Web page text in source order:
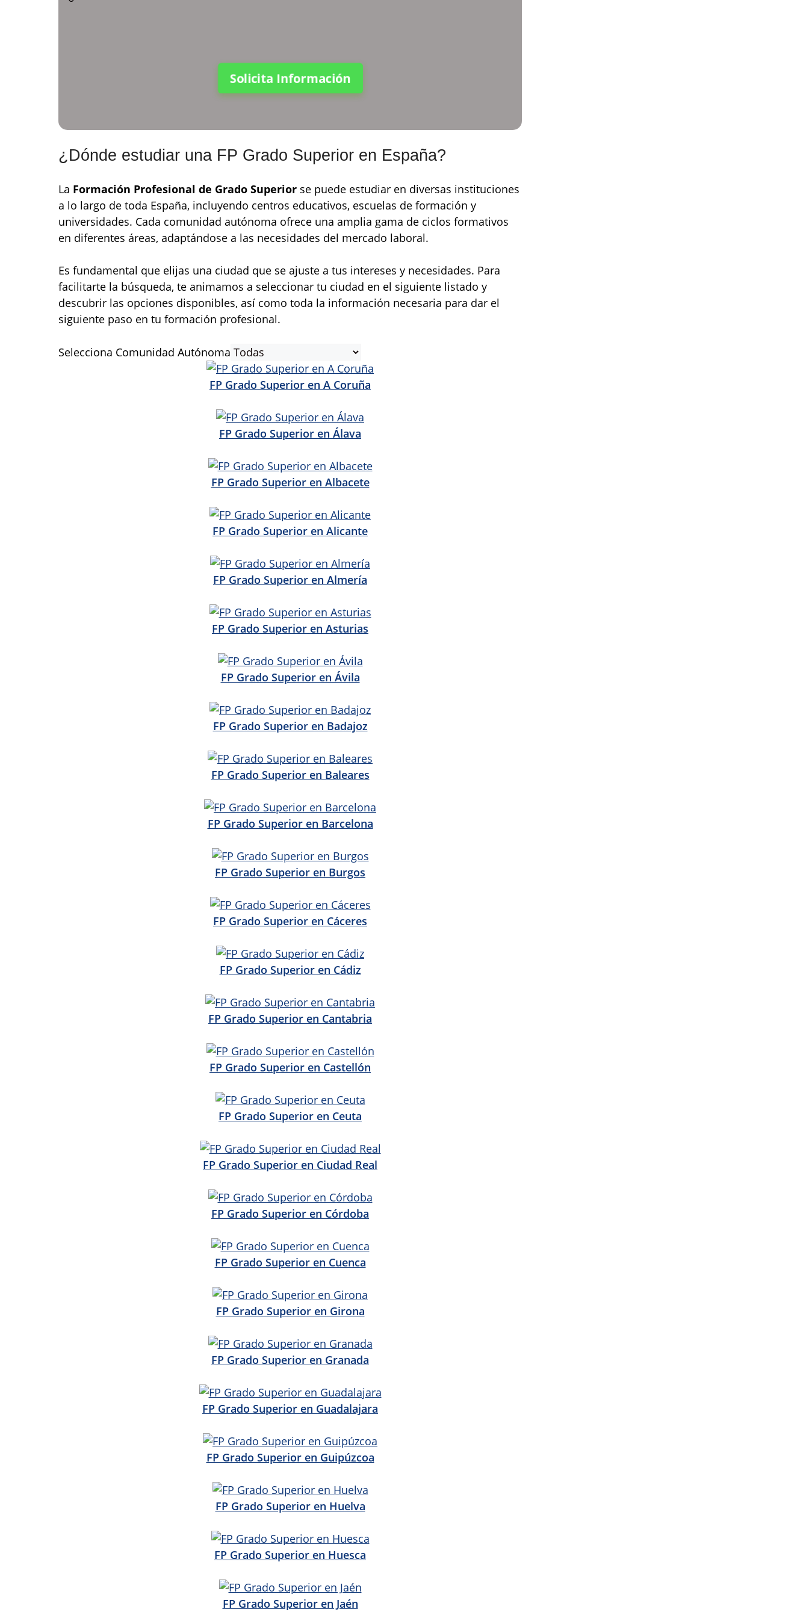
Solicita Información
¿Dónde estudiar una FP Grado Superior en España?
La Formación Profesional de Grado Superior se puede estudiar en diversas instituciones
a lo largo de toda España, incluyendo centros educativos, escuelas de formación y
universidades. Cada comunidad autónoma ofrece una amplia gama de ciclos formativos
en diferentes áreas, adaptándose a las necesidades del mercado laboral.
Es fundamental que elijas una ciudad que se ajuste a tus intereses y necesidades. Para
facilitarte la búsqueda, te animamos a seleccionar tu ciudad en el siguiente listado y
descubrir las opciones disponibles, así como toda la información necesaria para dar el
siguiente paso en tu formación profesional.
Selecciona Comunidad Autónoma
FP Grado Superior en A Coruña
FP Grado Superior en Álava
FP Grado Superior en Albacete
FP Grado Superior en Alicante
FP Grado Superior en Almería
FP Grado Superior en Asturias
FP Grado Superior en Ávila
FP Grado Superior en Badajoz
FP Grado Superior en Baleares
FP Grado Superior en Barcelona
FP Grado Superior en Burgos
FP Grado Superior en Cáceres
FP Grado Superior en Cádiz
FP Grado Superior en Cantabria
FP Grado Superior en Castellón
FP Grado Superior en Ceuta
FP Grado Superior en Ciudad Real
FP Grado Superior en Córdoba
FP Grado Superior en Cuenca
FP Grado Superior en Girona
FP Grado Superior en Granada
FP Grado Superior en Guadalajara
FP Grado Superior en Guipúzcoa
FP Grado Superior en Huelva
FP Grado Superior en Huesca
FP Grado Superior en Jaén